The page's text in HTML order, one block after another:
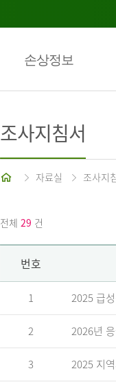
손상정보
조사지침서
홈 자료실 조사지
전체 29 건
번호
1 2025 급
2 2026년
3 2025 지